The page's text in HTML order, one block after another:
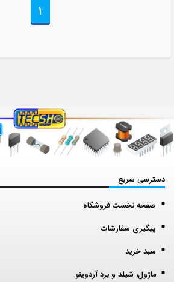
1
دسترسی سریع
صفحه نخست فروشگاه
پیگیری سفارشات
سبد خرید
ماژول، شیلد و برد آردوینو